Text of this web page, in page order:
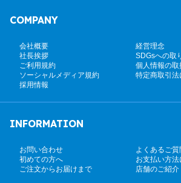
COMPANY
会社概要
経営理念
社長挨拶
SDGsへの取
ご利用規約
個人情報の
ソーシャルメディア規約
特定商取引
採用情報
INFORMATION
お問い合わせ
よくあるご質
初めての方へ
お支払い方法
ご注文からお届けまで
店舗のご紹介